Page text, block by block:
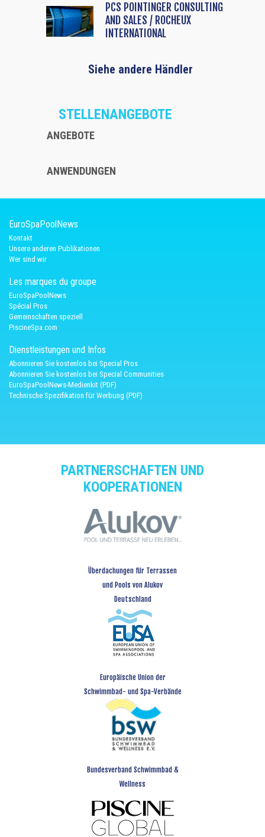
PCS POINTINGER CONSULTING
AND SALES / ROCHEUX
INTERNATIONAL
Siehe andere Händler
STELLENANGEBOTE
ANGEBOTE
ANWENDUNGEN
EuroSpaPoolNews
Kontakt
Unsere anderen Publikationen
Wer sind wir
Les marques du groupe
EuroSpaPoolNews
Spécial Pros
Gemeinschaften speziell
PiscineSpa.com
Dienstleistungen und Infos
Abonnieren Sie kostenlos bei Special Pros
Abonnieren Sie kostenlos bei Special Communities
EuroSpaPoolNews-Medienkit (PDF)
Technische Spezifikation für Werbung (PDF)
PARTNERSCHAFTEN UND
KOOPERATIONEN
Überdachungen für Terrassen
und Pools von Alukov
Deutschland
Europäische Union der
Schwimmbad- und Spa-Verbände
Bundesverband Schwimmbad &
Wellness